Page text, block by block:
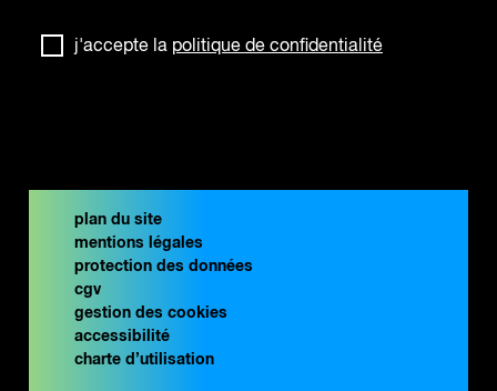
j'accepte la politique de confidentialité
plan du site
mentions légales
protection des données
cgv
gestion des cookies
accessibilité
charte d’utilisation